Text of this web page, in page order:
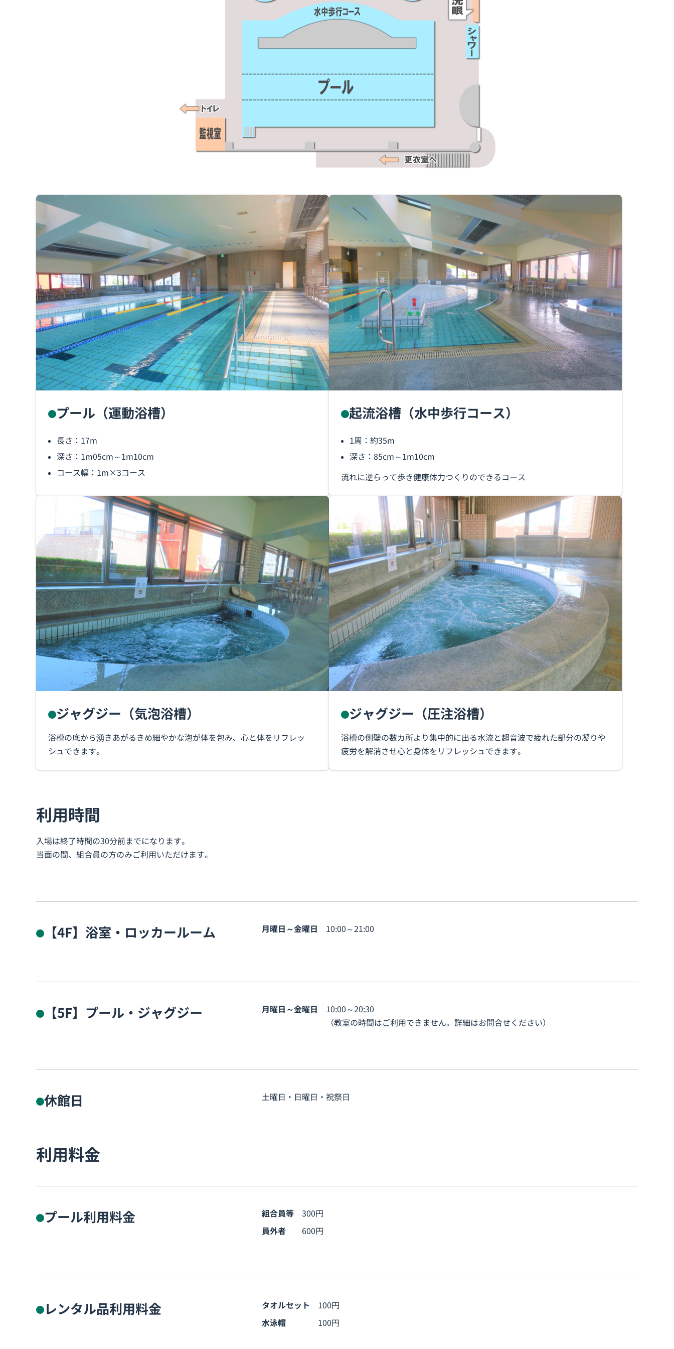
プール（運動浴槽）
長さ：17m
深さ：1m05cm～1m10cm
コース幅：1m×3コース
起流浴槽（水中歩行コース）
1周：約35m
深さ：85cm～1m10cm
流れに逆らって歩き健康体力つくりのできるコース
ジャグジー（気泡浴槽）
浴槽の底から湧きあがるきめ細やかな泡が体を包み、心と体をリフレッ
シュできます。
ジャグジー（圧注浴槽）
浴槽の側壁の数カ所より集中的に出る水流と超音波で疲れた部分の凝りや
疲労を解消させ心と身体をリフレッシュできます。
利用時間
入場は終了時間の30分前までになります。
当面の間、組合員の方のみご利用いただけます。
【4F】浴室・ロッカールーム 月曜日～金曜日 10:00～21:00
【5F】プール・ジャグジー 月曜日～金曜日
10:00～20:30
（教室の時間はご利用できません。詳細はお問合せください）
休館日 土曜日・日曜日・祝祭日
利用料金
プール利用料金 組合員等
300円
員外者
600円
レンタル品利用料金 タオルセット
100円
水泳帽
100円